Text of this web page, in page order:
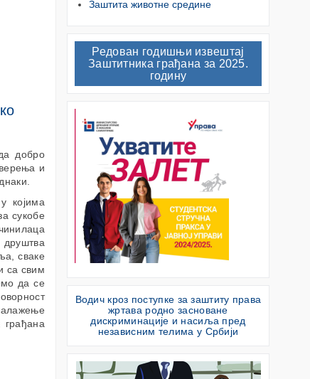
добро
и
којима
сукобе
друштва
сваке
са свим
да се
Заштита животне средине
Редован годишњи извештај
Заштитника грађана за 2025.
годину
Водич кроз поступке за заштиту права
жртава родно засноване
дискриминације и насиља пред
независним телима у Србији